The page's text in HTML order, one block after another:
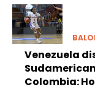
Venezuela
Colombia: